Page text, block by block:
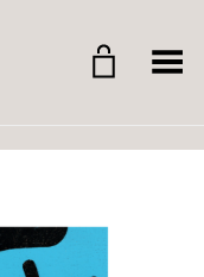
Menü umschalten